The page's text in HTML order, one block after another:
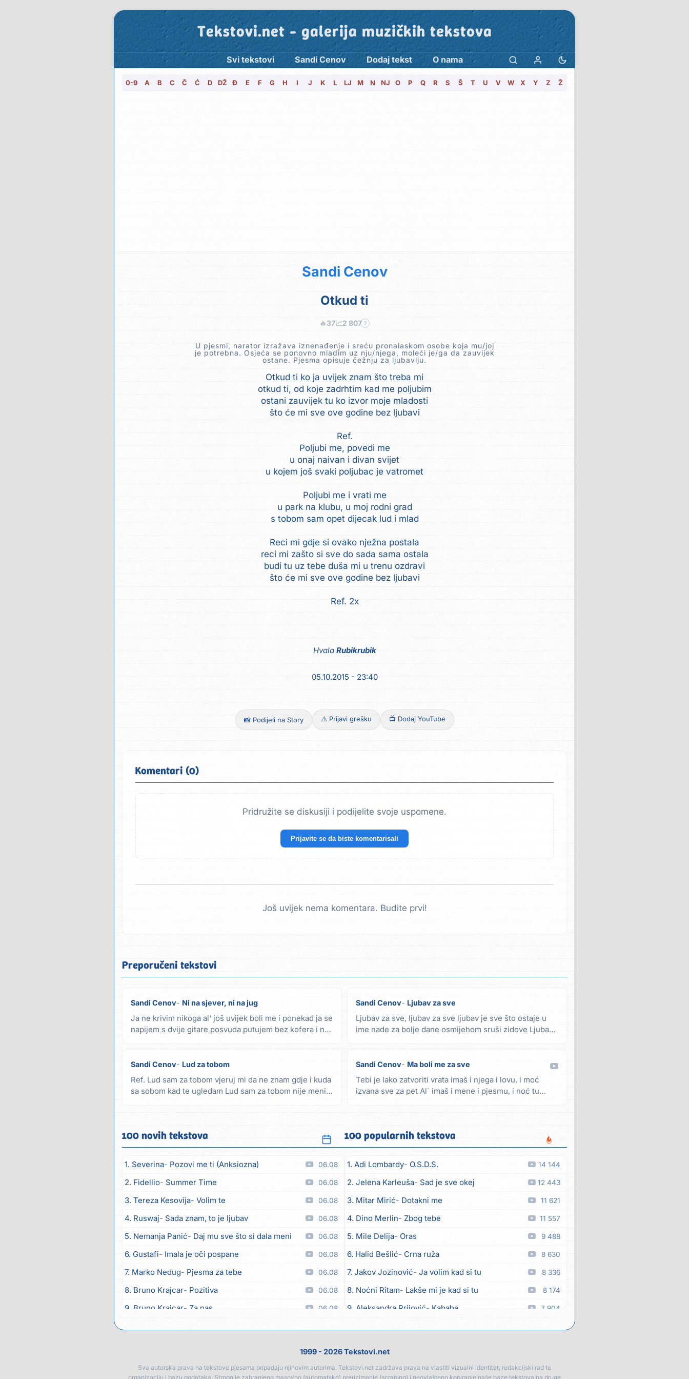
Tekstovi.net - galerija muzičkih tekstova
Svi tekstovi Sandi Cenov Dodaj tekst O nama
0-9 A B C Č Ć D DŽ Đ E F G H I J K L LJ M N NJ O P Q R S Š T U V W X Y Z Ž
Sandi Cenov
Otkud ti
🔥37📈2 807 ?
U pjesmi, narator izražava iznenađenje i sreću pronalaskom osobe koja mu/joj
je potrebna. Osjeća se ponovno mladim uz nju/njega, moleći je/ga da zauvijek
ostane. Pjesma opisuje čežnju za ljubavlju.
Otkud ti ko ja uvijek znam što treba mi
otkud ti, od koje zadrhtim kad me poljubim
ostani zauvijek tu ko izvor moje mladosti
što će mi sve ove godine bez ljubavi
Ref.
Poljubi me, povedi me
u onaj naivan i divan svijet
u kojem još svaki poljubac je vatromet
Poljubi me i vrati me
u park na klubu, u moj rodni grad
s tobom sam opet dijecak lud i mlad
Reci mi gdje si ovako nježna postala
reci mi zašto si sve do sada sama ostala
budi tu uz tebe duša mi u trenu ozdravi
što će mi sve ove godine bez ljubavi
Ref. 2x
Hvala Rubikrubik
05.10.2015 - 23:40
📸 Podijeli na Story ⚠️ Prijavi grešku 📺 Dodaj YouTube
Komentari (0)
Pridružite se diskusiji i podijelite svoje uspomene.
Prijavite se da biste komentarisali
Još uvijek nema komentara. Budite prvi!
Preporučeni tekstovi
Sandi Cenov Ni na sjever, ni na jug
Ja ne krivim nikoga al' još uvijek boli me i ponekad ja se
napijem s dvije gitare posvuda putujem bez kofera i na
Sandi Cenov Ljubav za sve
Ljubav za sve, ljubav za sve ljubav je sve što ostaje u
ime nade za bolje dane osmijehom sruši zidove Ljubav
Sandi Cenov Lud za tobom
Ref. Lud sam za tobom vjeruj mi da ne znam gdje i kuda
sa sobom kad te ugledam Lud sam za tobom nije meni
Sandi Cenov Ma boli me za sve
Tebi je lako zatvoriti vrata imaš i njega i lovu, i moć
izvana sve za pet Al´ imaš i mene i pjesmu, i noć tu
100 novih tekstova
1. Severina Pozovi me ti (Anksiozna) 06.08
2. Fidellio Summer Time 06.08
3. Tereza Kesovija Volim te 06.08
4. Ruswaj Sada znam, to je ljubav 06.08
5. Nemanja Panić Daj mu sve što si dala meni 06.08
6. Gustafi Imala je oči pospane 06.08
7. Marko Nedug Pjesma za tebe 06.08
8. Bruno Krajcar Pozitiva 06.08
9. Bruno Krajcar Za nas 06.08
100 popularnih tekstova
1. Adi Lombardy O.S.D.S. 14 144
2. Jelena Karleuša Sad je sve okej 12 443
3. Mitar Mirić Dotakni me 11 621
4. Dino Merlin Zbog tebe 11 557
5. Mile Delija Oras 9 488
6. Halid Bešlić Crna ruža 8 630
7. Jakov Jozinović Ja volim kad si tu 8 336
8. Noćni Ritam Lakše mi je kad si tu 8 174
9. Aleksandra Prijović Kababa 7 904
1999 - 2026 Tekstovi.net
Sva autorska prava na tekstove pjesama pripadaju njihovim autorima. Tekstovi.net zadržava prava na vlastiti vizualni identitet, redakcijski rad te
organizaciju i bazu podataka. Strogo je zabranjeno masovno (automatsko) preuzimanje (scraping) i neovlašteno kopiranje naše baze tekstova na druge